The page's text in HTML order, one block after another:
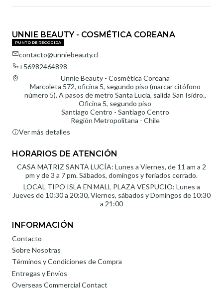
UNNIE BEAUTY - COSMÉTICA COREANA
PUNTO DE RECOGIDA
contacto@unniebeauty.cl
+56982464898
Unnie Beauty - Cosmética Coreana
Marcoleta 572, oficina 5, segundo piso (marcar citófono
número 5). A pasos de metro Santa Lucía, salida San Isidro.,
Oficina 5, segundo piso
Santiago Centro - Santiago Centro
Región Metropolitana - Chile
Ver más detalles
HORARIOS DE ATENCIÓN
CASA MATRIZ SANTA LUCÍA: Lunes a Viernes, de 11 am a 2
pm y de 3 a 7 pm. Sábados, domingos y feriados cerrado.
LOCAL TIPO ISLA EN MALL PLAZA VESPUCIO: Lunes a
Jueves de 10:30 a 20:30, Viernes, sábados y Domingos de 10:30
a 21:00
INFORMACIÓN
Contacto
Sobre Nosotras
Términos y Condiciones de Compra
Entregas y Envíos
Overseas Commercial Contact